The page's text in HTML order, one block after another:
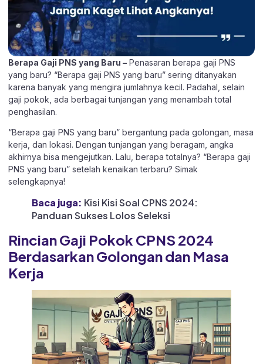
Berapa Gaji PNS yang Baru – Penasaran berapa gaji PNS
yang baru? “Berapa gaji PNS yang baru” sering ditanyakan
karena banyak yang mengira jumlahnya kecil. Padahal, selain
gaji pokok, ada berbagai tunjangan yang menambah total
penghasilan.
“Berapa gaji PNS yang baru” bergantung pada golongan, masa
kerja, dan lokasi. Dengan tunjangan yang beragam, angka
akhirnya bisa mengejutkan. Lalu, berapa totalnya? “Berapa gaji
PNS yang baru” setelah kenaikan terbaru? Simak
selengkapnya!
Baca juga: Kisi Kisi Soal CPNS 2024:
Panduan Sukses Lolos Seleksi
Rincian Gaji Pokok CPNS 2024
Berdasarkan Golongan dan Masa
Kerja